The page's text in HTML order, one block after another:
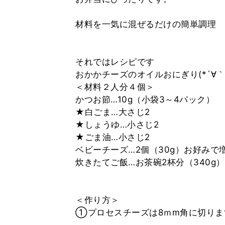
材料を一気に混ぜるだけの簡単調理
それではレシピです
おかかチーズのオイルおにぎり(*´∀
＜材料２人分４個＞
かつお節…10g（小袋3～4パック）
★白ごま…大さじ2
★しょうゆ…小さじ2
★ごま油…小さじ2
ベビーチーズ…2個（30g）お好みで
炊きたてご飯…お茶碗2杯分（340g）
＜作り方＞
①プロセスチーズは8ｍm角に切りま